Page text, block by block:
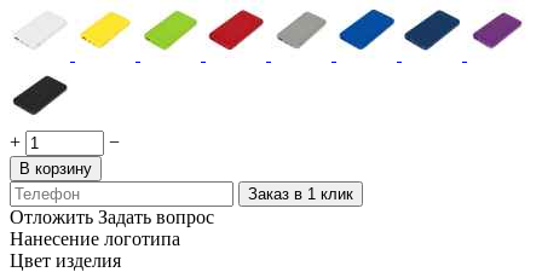
+ −
В корзину
Заказ в 1 клик
Отложить Задать вопрос
Нанесение логотипа
Цвет изделия